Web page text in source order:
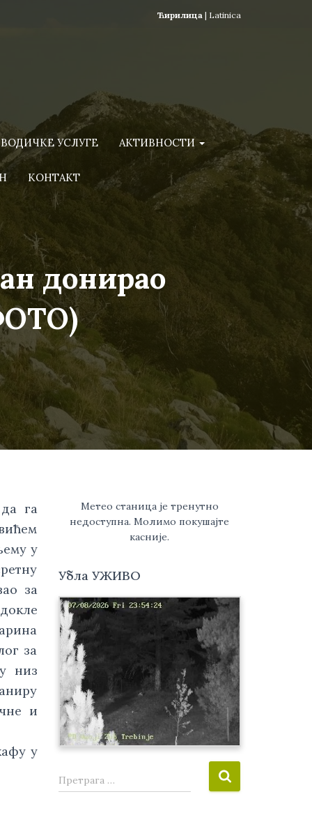
Ћирилица | Latinica
ВОДИЧКЕ УСЛУГЕ АКТИВНОСТИ
КОНТАКТ
донирао
га
у
за
за
низ
и
у
Метео станица је тренутно
недоступна. Молимо покушајте
касније.
Убла УЖИВО
П
р
Претрага …